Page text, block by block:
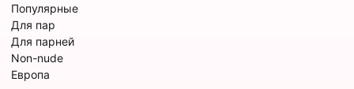
Популярные
Для пар
Для парней
Non-nude
Европа